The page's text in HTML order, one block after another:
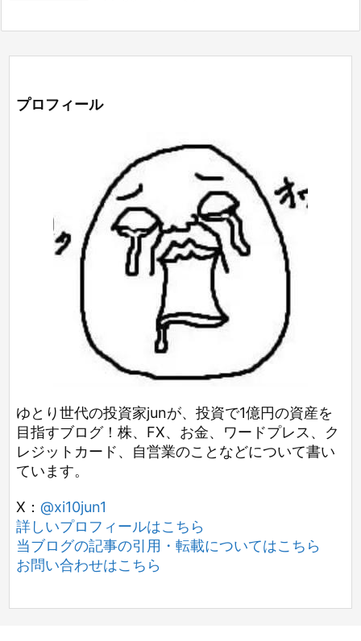
プロフィール
ゆとり世代の投資家junが、投資で1億円の資産を
目指すブログ！株、FX、お金、ワードプレス、ク
レジットカード、自営業のことなどについて書い
ています。
X： @xi10jun1
詳しいプロフィールはこちら
当ブログの記事の引用・転載についてはこちら
お問い合わせはこちら